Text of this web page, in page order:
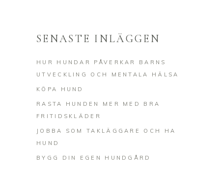
SENASTE INLÄGGEN
HUR HUNDAR PÅVERKAR BARNS
UTVECKLING OCH MENTALA HÄLSA
KÖPA HUND
RASTA HUNDEN MER MED BRA
FRITIDSKLÄDER
JOBBA SOM TAKLÄGGARE OCH HA
HUND
BYGG DIN EGEN HUNDGÅRD